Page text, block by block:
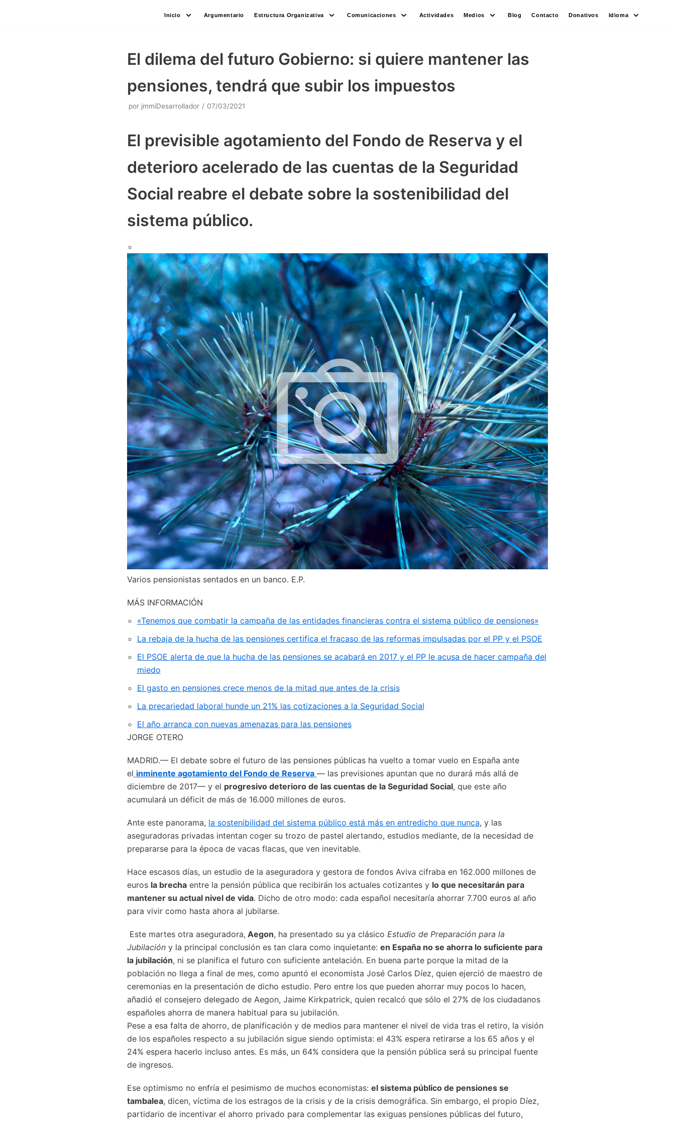
Inicio Argumentario Estructura Organizativa Comunicaciones Actividades Medios Blog Contacto Donativos Idioma
El dilema del futuro Gobierno: si quiere mantener las
pensiones, tendrá que subir los impuestos
por jmmiDesarrollador 07/03/2021
El previsible agotamiento del Fondo de Reserva y el
deterioro acelerado de las cuentas de la Seguridad
Social reabre el debate sobre la sostenibilidad del
sistema público.
Varios pensionistas sentados en un banco. E.P.
MÁS INFORMACIÓN
«Tenemos que combatir la campaña de las entidades financieras contra el sistema público de pensiones»
La rebaja de la hucha de las pensiones certifica el fracaso de las reformas impulsadas por el PP y el PSOE
El PSOE alerta de que la hucha de las pensiones se acabará en 2017 y el PP le acusa de hacer campaña del
miedo
El gasto en pensiones crece menos de la mitad que antes de la crisis
La precariedad laboral hunde un 21% las cotizaciones a la Seguridad Social
El año arranca con nuevas amenazas para las pensiones
JORGE OTERO
MADRID.— El debate sobre el futuro de las pensiones públicas ha vuelto a tomar vuelo en España ante
el inminente agotamiento del Fondo de Reserva — las previsiones apuntan que no durará más allá de
diciembre de 2017— y el progresivo deterioro de las cuentas de la Seguridad Social, que este año
acumulará un déficit de más de 16.000 millones de euros.
Ante este panorama, la sostenibilidad del sistema público está más en entredicho que nunca, y las
aseguradoras privadas intentan coger su trozo de pastel alertando, estudios mediante, de la necesidad de
prepararse para la época de vacas flacas, que ven inevitable.
Hace escasos días, un estudio de la aseguradora y gestora de fondos Aviva cifraba en 162.000 millones de
euros la brechaentre la pensión pública que recibirán los actuales cotizantes y lo que necesitarán para
mantener su actual nivel de vida. Dicho de otro modo: cada español necesitaría ahorrar 7.700 euros al año
para vivir como hasta ahora al jubilarse.
Este martes otra aseguradora, Aegon, ha presentado su ya clásico Estudio de Preparación para la
Jubilacióny la principal conclusión es tan clara como inquietante: en España no se ahorra lo suficiente para
la jubilación, ni se planifica el futuro con suficiente antelación. En buena parte porque la mitad de la
población no llega a final de mes, como apuntó el economista José Carlos Díez, quien ejerció de maestro de
ceremonias en la presentación de dicho estudio. Pero entre los que pueden ahorrar muy pocos lo hacen,
añadió el consejero delegado de Aegon, Jaime Kirkpatrick, quien recalcó que sólo el 27% de los ciudadanos
españoles ahorra de manera habitual para su jubilación.
Pese a esa falta de ahorro, de planificación y de medios para mantener el nivel de vida tras el retiro, la visión
de los españoles respecto a su jubilación sigue siendo optimista: el 43% espera retirarse a los 65 años y el
24% espera hacerlo incluso antes. Es más, un 64% considera que la pensión pública será su principal fuente
de ingresos.
Ese optimismo no enfría el pesimismo de muchos economistas: el sistema público de pensiones se
tambalea, dicen, víctima de los estragos de la crisis y de la crisis demográfica. Sin embargo, el propio Díez,
partidario de incentivar el ahorro privado para complementar las exiguas pensiones públicas del futuro,